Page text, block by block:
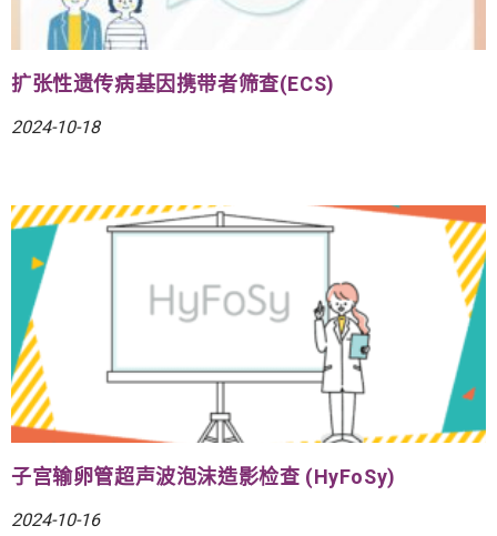
扩张性遗传病基因携带者筛查(ECS)
2024-10-18
子宫输卵管超声波泡沫造影检查 (HyFoSy)
2024-10-16